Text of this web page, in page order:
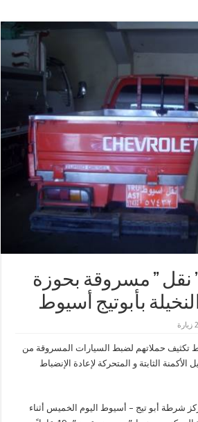
” مسروقة بحوزة
بأبوتيج أسيوط
تكثيف حملاتهم لضبط السيارات المسروقة من
الثابتة و المتحركة لإعادة الإنضباط
شرطة أبو تيج – أسيوط اليوم الخميس أثناء